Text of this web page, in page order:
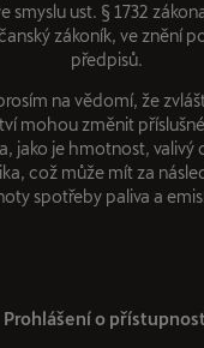
smyslu ust. § 1732
zákoník, ve znění
předpisů.
na vědomí, že
mohou změnit
jako je hmotnost, valivý
což může mít za
spotřeby paliva a
Prohlášení o